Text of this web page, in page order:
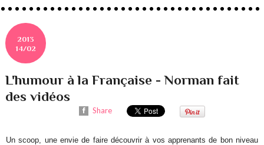
2013
14/02
L'humour à la Française - Norman fait
des vidéos
Share
Un scoop, une envie de faire découvrir à vos apprenants de bon niveau